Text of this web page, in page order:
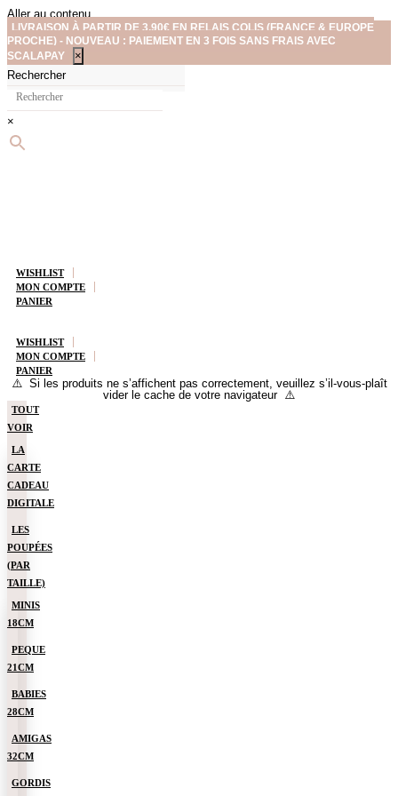
Aller au contenu
LIVRAISON À PARTIR DE 3,90€ EN RELAIS COLIS (FRANCE & EUROPE
PROCHE) - NOUVEAU : PAIEMENT EN 3 FOIS SANS FRAIS AVEC
SCALAPAY
×
Rechercher
×
WISHLIST
MON COMPTE
PANIER
WISHLIST
MON COMPTE
PANIER
⚠️ Si les produits ne s’affichent pas correctement, veuillez s’il-vous-plaît
vider le cache de votre navigateur ⚠️
TOUT
VOIR
LA
CARTE
CADEAU
DIGITALE
LES
POUPÉES
(PAR
TAILLE)
MINIS
18CM
PEQUE
21CM
BABIES
28CM
AMIGAS
32CM
GORDIS